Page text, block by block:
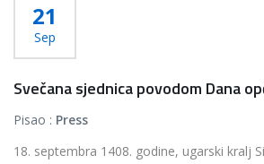
21
Sep
Svečana sjednica povodom Dana
Pisao : Press
18. septembra 1408. godine, ugarski kralj